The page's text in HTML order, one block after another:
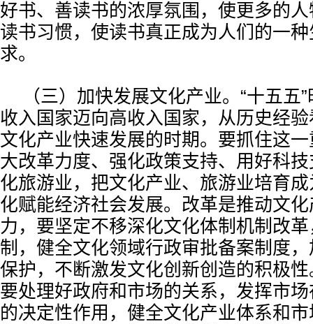
好书、善读书的浓厚氛围，使更多的
读书习惯，使读书真正成为人们的一
求。
（三）加快发展文化产业。“十五五
收入国家迈向高收入国家，从历史经
文化产业快速发展的时期。要抓住这
大改革力度、强化政策支持、用好科
化旅游业，把文化产业、旅游业培育
化赋能经济社会发展。改革是推动文
力，要坚定不移深化文化体制机制改
制，健全文化领域行政审批备案制度
保护，不断激发文化创新创造的积极
要处理好政府和市场的关系，发挥市
的决定性作用，健全文化产业体系和